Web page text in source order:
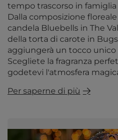
tempo trascorso in
Dalla composizione
candela Bluebells in The
della torta di carote in
aggiungerà un tocco
Scegliete la fragranza
godetevi l'atmosfera
Per saperne di più